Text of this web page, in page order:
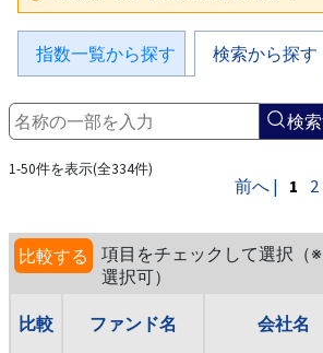
指数一覧から探す 検索から探す
検
1-50件を表示(全334件)
前へ | 1 2
比較する
項目をチェックして選択（
選択可）
比較 ファンド名 会社名